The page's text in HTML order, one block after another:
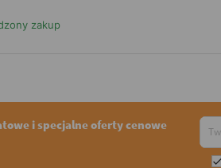
zakup
i specjalne oferty cenowe
